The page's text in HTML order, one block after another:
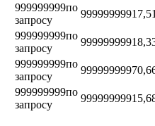
999999999по
запросу
999999999
999999999по
запросу
999999999
999999999по
запросу
999999999
999999999по
запросу
999999999